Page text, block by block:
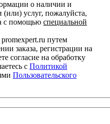
о наличии и
(или) услуг, пожалуйста,
с помощью специальной
путем
заказа, регистрации на
согласие на обработку
с Политикой
Пользовательского